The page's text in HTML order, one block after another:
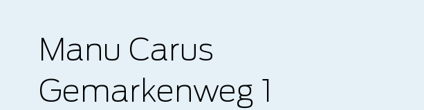
Manu Carus
Gemarkenweg 1